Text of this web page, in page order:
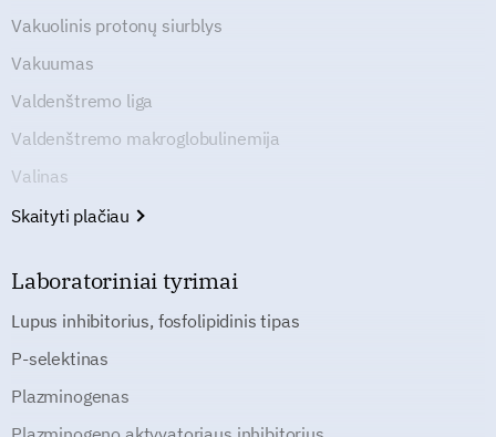
Vakuolinis protonų siurblys
Vakuumas
Valdenštremo liga
Valdenštremo makroglobulinemija
Valinas
Skaityti plačiau
Laboratoriniai tyrimai
Lupus inhibitorius, fosfolipidinis tipas
P-selektinas
Plazminogenas